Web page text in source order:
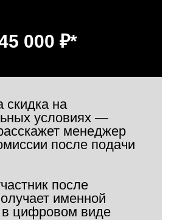
000 ₽*
на
условиях —
менеджер
после подачи
после
именной
в цифровом виде